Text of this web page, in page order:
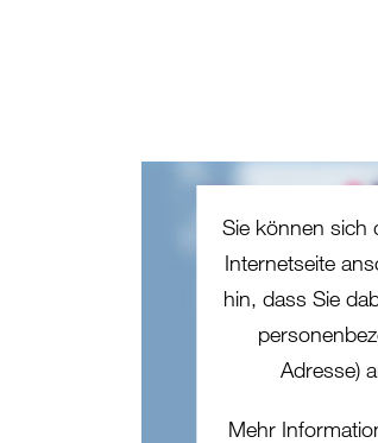
Sie können sich
Internetseite
hin, dass Sie
Adresse)
Mehr